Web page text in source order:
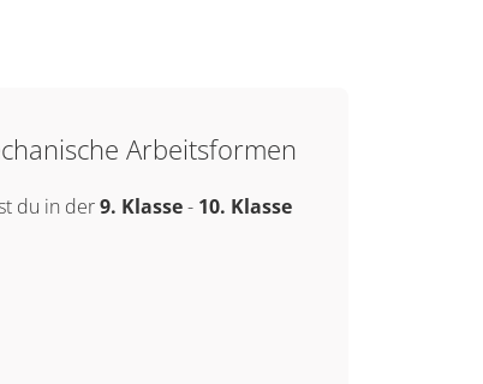
Arbeitsformen
du in der9. Klasse- 10. Klasse